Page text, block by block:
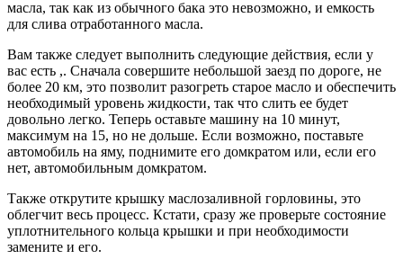
масла, так как из обычного бака это невозможно, и емкость
для слива отработанного масла.
Вам также следует выполнить следующие действия, если у
вас есть ,. Сначала совершите небольшой заезд по дороге, не
более 20 км, это позволит разогреть старое масло и обеспечить
необходимый уровень жидкости, так что слить ее будет
довольно легко. Теперь оставьте машину на 10 минут,
максимум на 15, но не дольше. Если возможно, поставьте
автомобиль на яму, поднимите его домкратом или, если его
нет, автомобильным домкратом.
Также открутите крышку маслозаливной горловины, это
облегчит весь процесс. Кстати, сразу же проверьте состояние
уплотнительного кольца крышки и при необходимости
замените и его.